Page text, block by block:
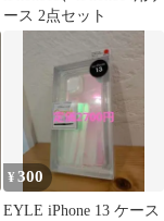
ース 2点セット
¥300
EYLE iPhone 13 ケース